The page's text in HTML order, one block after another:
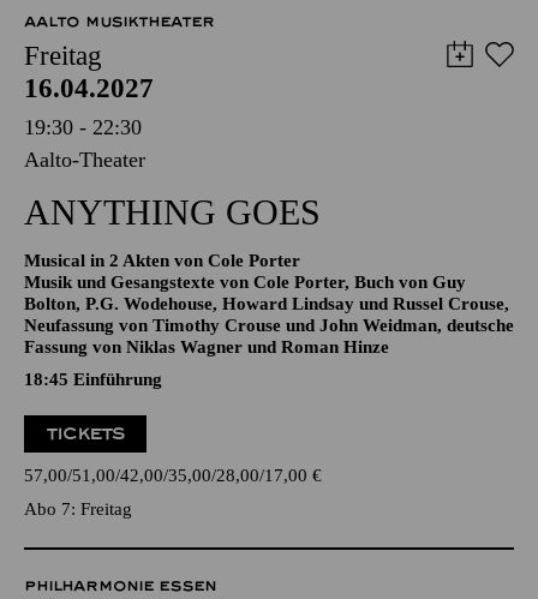
Abo 5: Lied
AALTO MUSIKTHEATER
Freitag
16.04.2027
19:30 - 22:30
ANYTHING GOES
Musical in 2 Akten von Cole Porter
Musik und Gesangstexte von Cole Porter, Buch von Guy
Bolton, P.G. Wodehouse, Howard Lindsay und Russel Crouse,
Fassung von Niklas Wagner und Roman Hinze
18:45 Einführung
TICKETS
57,00 51,00 42,00 35,00 28,00 17,00€
Abo 7: Freitag